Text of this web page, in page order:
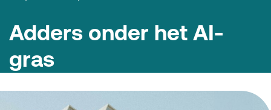
Adders onder het AI-
gras